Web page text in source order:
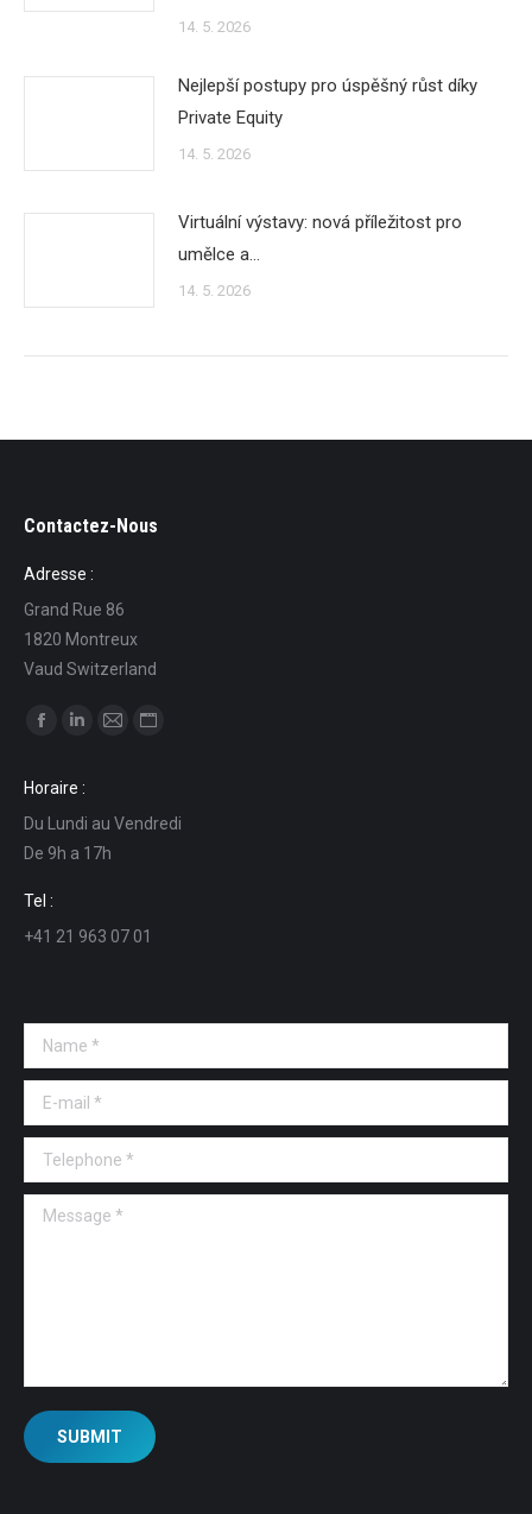
14. 5. 2026
Nejlepší postupy pro úspěšný růst díky
Private Equity
14. 5. 2026
Virtuální výstavy: nová příležitost pro
umělce a…
14. 5. 2026
Contactez-Nous
Adresse :
Grand Rue 86
1820 Montreux
Vaud Switzerland
Find us on:
opens
in
new
window
opens
in
new
in
in
Horaire :
Du Lundi au Vendredi
De 9h a 17h
Tel :
+41 21 963 07 01
Name *
E-mail *
Telephone *
Message *
SUBMIT